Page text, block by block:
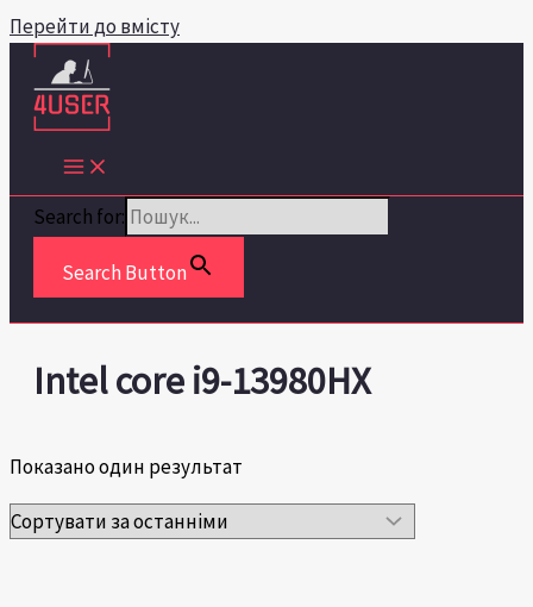
Перейти до вмісту
Search for:
Search Button
Intel core i9-13980HX
Показано один результат